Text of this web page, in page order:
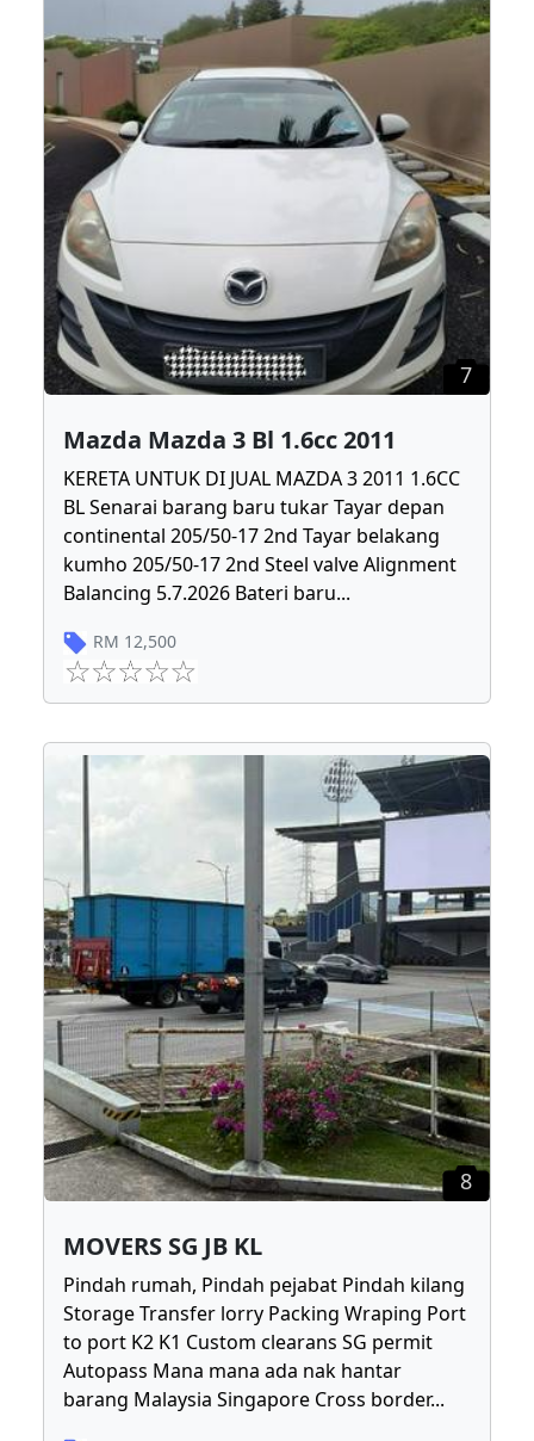
7
Mazda Mazda 3 Bl 1.6cc 2011
KERETA UNTUK DI JUAL MAZDA 3 2011 1.6CC
BL Senarai barang baru tukar Tayar depan
continental 205/50-17 2nd Tayar belakang
kumho 205/50-17 2nd Steel valve Alignment
Balancing 5.7.2026 Bateri baru...
RM 12,500
8
MOVERS SG JB KL
Pindah rumah, Pindah pejabat Pindah kilang
Storage Transfer lorry Packing Wraping Port
to port K2 K1 Custom clearans SG permit
Autopass Mana mana ada nak hantar
barang Malaysia Singapore Cross border...